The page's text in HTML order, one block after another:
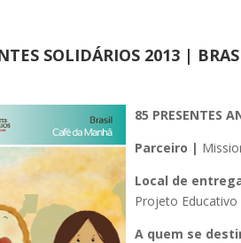
SOLIDÁRIOS 2013 |
85 PRESENTES
Parceiro |
Local de
Projeto Educativo
A quem se